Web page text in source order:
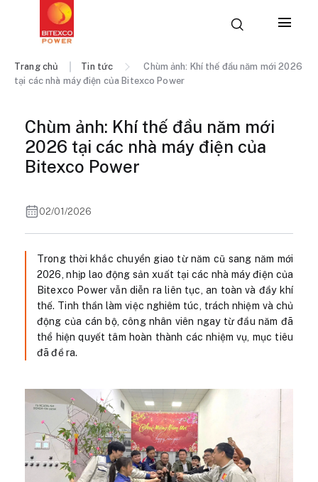
Trang chủ Tin tức
Chùm ảnh: Khí thế đầu năm mới 2026
tại các nhà máy điện của Bitexco Power
Chùm ảnh: Khí thế đầu năm mới
2026 tại các nhà máy điện của
Bitexco Power
02/01/2026
Trong thời khắc chuyển giao từ năm cũ sang năm mới
2026, nhịp lao động sản xuất tại các nhà máy điện của
Bitexco Power vẫn diễn ra liên tục, an toàn và đầy khí
thế. Tinh thần làm việc nghiêm túc, trách nhiệm và chủ
động của cán bộ, công nhân viên ngay từ đầu năm đã
thể hiện quyết tâm hoàn thành các nhiệm vụ, mục tiêu
đã đề ra.